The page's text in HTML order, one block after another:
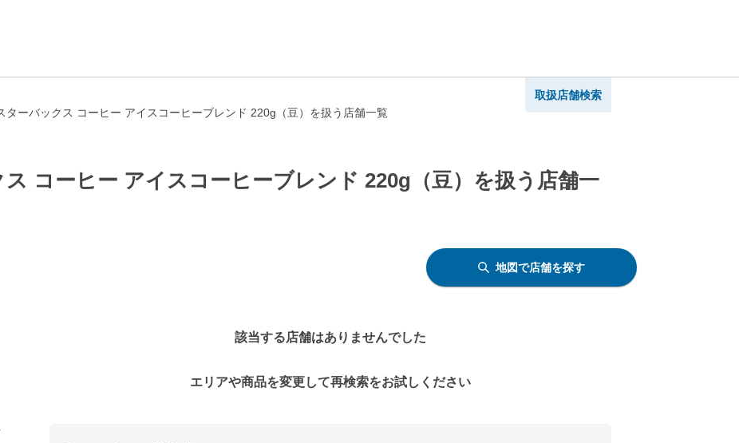
ターバックス コーヒー アイスコーヒーブレンド 220g（豆）を扱う店舗一覧
取扱店舗検索
コーヒー アイスコーヒーブレンド 220g（豆）を扱う店舗一
地図で店舗を探す
該当する店舗はありませんでした
エリアや商品を変更して再検索をお試しください